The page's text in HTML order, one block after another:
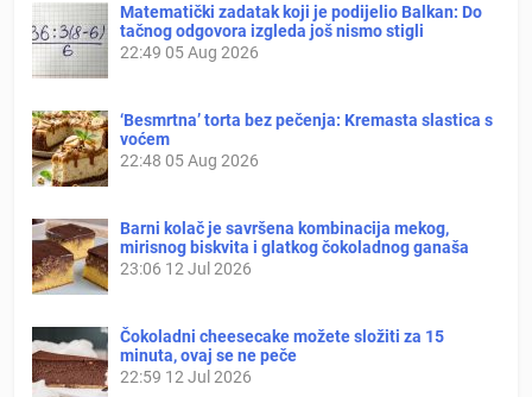
Matematički zadatak koji je podijelio Balkan: Do
tačnog odgovora izgleda još nismo stigli
22:49 05 Aug 2026
‘Besmrtna’ torta bez pečenja: Kremasta slastica s
voćem
22:48 05 Aug 2026
Barni kolač je savršena kombinacija mekog,
mirisnog biskvita i glatkog čokoladnog ganaša
23:06 12 Jul 2026
Čokoladni cheesecake možete složiti za 15
minuta, ovaj se ne peče
22:59 12 Jul 2026